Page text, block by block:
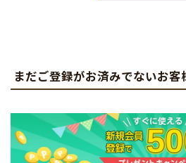
まだご登録がお済みでないお客